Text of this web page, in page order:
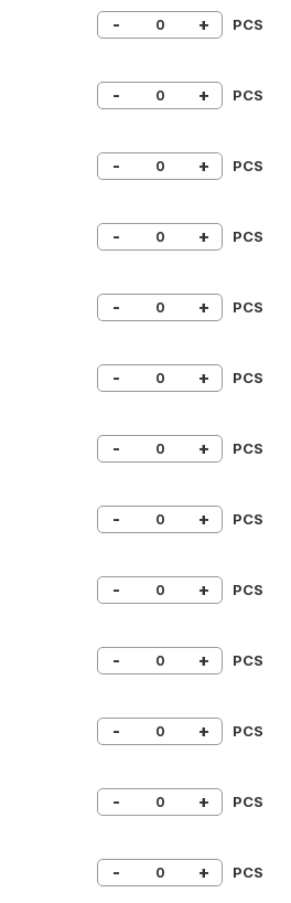
- + PCS
- + PCS
- + PCS
- + PCS
- + PCS
- + PCS
- + PCS
- + PCS
- + PCS
- + PCS
- + PCS
- + PCS
- + PCS